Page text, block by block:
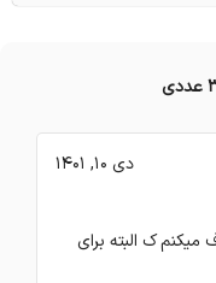
دی 10, 1401
ک البته برای